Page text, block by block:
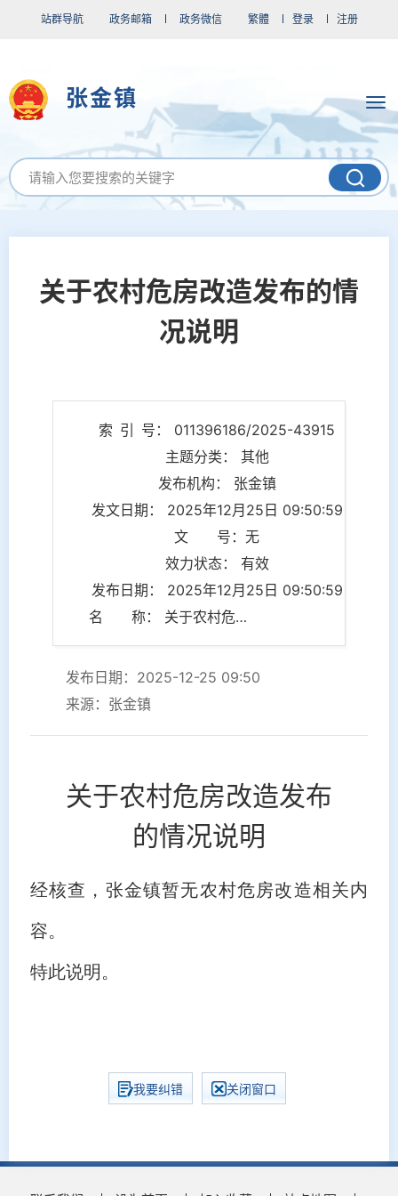
站群导航 政务邮箱 政务微信 繁體 登录 注册
张金镇
关于农村危房改造发布的情
况说明
索 引 号： 011396186/2025-43915
主题分类： 其他
发布机构： 张金镇
发文日期： 2025年12月25日 09:50:59
文 号：无
效力状态： 有效
发布日期： 2025年12月25日 09:50:59
名 称： 关于农村危房改造发布的情况说明
发布日期：2025-12-25 09:50
来源：张金镇
关于农村危房改造发布
的情况说明
经核查，张金镇暂无农村危房改造相关内
容。
特此说明。
我要纠错 关闭窗口